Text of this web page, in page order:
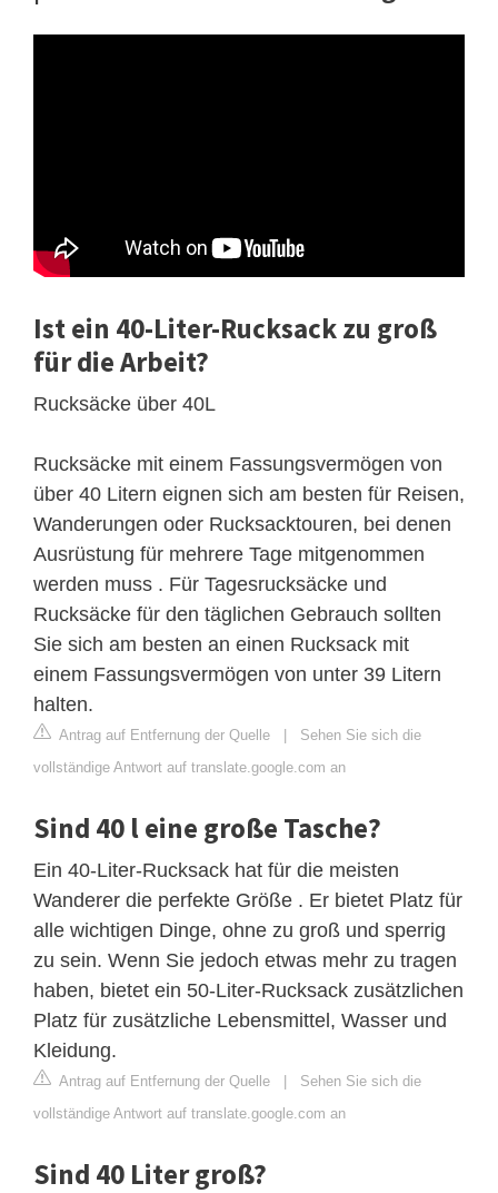
Ist ein 40-Liter-Rucksack zu groß
für die Arbeit?
Rucksäcke über 40L
Rucksäcke mit einem Fassungsvermögen von
über 40 Litern eignen sich am besten für Reisen,
Wanderungen oder Rucksacktouren, bei denen
Ausrüstung für mehrere Tage mitgenommen
werden muss . Für Tagesrucksäcke und
Rucksäcke für den täglichen Gebrauch sollten
Sie sich am besten an einen Rucksack mit
einem Fassungsvermögen von unter 39 Litern
halten.
Antrag auf Entfernung der Quelle | Sehen Sie sich die
vollständige Antwort auf translate.google.com an
Sind 40 l eine große Tasche?
Ein 40-Liter-Rucksack hat für die meisten
Wanderer die perfekte Größe . Er bietet Platz für
alle wichtigen Dinge, ohne zu groß und sperrig
zu sein. Wenn Sie jedoch etwas mehr zu tragen
haben, bietet ein 50-Liter-Rucksack zusätzlichen
Platz für zusätzliche Lebensmittel, Wasser und
Kleidung.
Antrag auf Entfernung der Quelle | Sehen Sie sich die
vollständige Antwort auf translate.google.com an
Sind 40 Liter groß?